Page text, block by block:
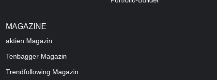
MAGAZINE
aktien Magazin
Tenbagger Magazin
Trendfollowing Magazin